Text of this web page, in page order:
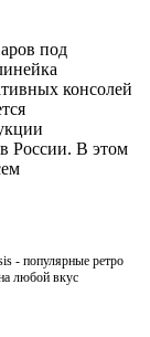
под
консолей
России. В этом
- популярные ретро
любой вкус